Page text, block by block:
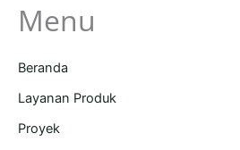
Menu
Beranda
Layanan Produk
Proyek